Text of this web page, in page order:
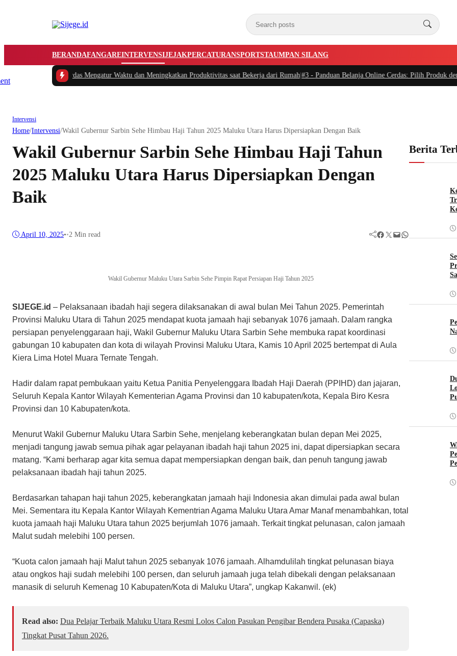
BERANDAFANGAREINTERVENSIJEJAKPERCATURANSPORTSTAUMPAN SILANG
Tips Cerdas Mengatur Waktu dan Meningkatkan Produktivitas saat Bekerja dari Rumah|#3 -Panduan Belanja Online Cerdas: Pilih Produk dengan
Intervensi
Home/Intervensi/Wakil Gubernur Sarbin Sehe Himbau Haji Tahun 2025 Maluku Utara Harus Dipersiapkan Dengan Baik
Wakil Gubernur Sarbin Sehe Himbau Haji Tahun
2025 Maluku Utara Harus Dipersiapkan Dengan
Baik
April 10, 2025••2 Min read Facebook Twitter Mail WhatsApp
Wakil Gubernur Maluku Utara Sarbin Sehe Pimpin Rapat Persiapan Haji Tahun 2025
SIJEGE.id – Pelaksanaan ibadah haji segera dilaksanakan di awal bulan Mei Tahun 2025. Pemerintah
Provinsi Maluku Utara di Tahun 2025 mendapat kuota jamaah haji sebanyak 1076 jamaah. Dalam rangka
persiapan penyelenggaraan haji, Wakil Gubernur Maluku Utara Sarbin Sehe membuka rapat koordinasi
gabungan 10 kabupaten dan kota di wilayah Provinsi Maluku Utara, Kamis 10 April 2025 bertempat di Aula
Kiera Lima Hotel Muara Ternate Tengah.
Hadir dalam rapat pembukaan yaitu Ketua Panitia Penyelenggara Ibadah Haji Daerah (PPIHD) dan jajaran,
Seluruh Kepala Kantor Wilayah Kementerian Agama Provinsi dan 10 kabupaten/kota, Kepala Biro Kesra
Provinsi dan 10 Kabupaten/kota.
Menurut Wakil Gubernur Maluku Utara Sarbin Sehe, menjelang keberangkatan bulan depan Mei 2025,
menjadi tangung jawab semua pihak agar pelayanan ibadah haji tahun 2025 ini, dapat dipersiapkan secara
matang. “Kami berharap agar kita semua dapat mempersiapkan dengan baik, dan penuh tangung jawab
pelaksanaan ibadah haji tahun 2025.
Berdasarkan tahapan haji tahun 2025, keberangkatan jamaah haji Indonesia akan dimulai pada awal bulan
Mei. Sementara itu Kepala Kantor Wilayah Kementrian Agama Maluku Utara Amar Manaf menambahkan, total
kuota jamaah haji Maluku Utara tahun 2025 berjumlah 1076 jamaah. Terkait tingkat pelunasan, calon jamaah
Malut sudah melebihi 100 persen.
“Kuota calon jamaah haji Malut tahun 2025 sebanyak 1076 jamaah. Alhamdulilah tingkat pelunasan biaya
atau ongkos haji sudah melebihi 100 persen, dan seluruh jamaah juga telah dibekali dengan pelaksanaan
manasik di seluruh Kemenag 10 Kabupaten/Kota di Maluku Utara”, ungkap Kakanwil. (ek)
Read also: Dua Pelajar Terbaik Maluku Utara Resmi Lolos Calon Pasukan Pengibar Bendera Pusaka (Capaska)
Tingkat Pusat Tahun 2026.
Berita